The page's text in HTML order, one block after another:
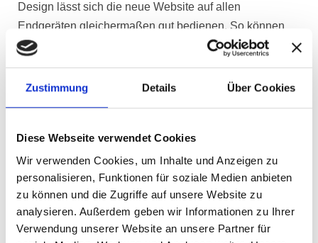
Zustimmung Details Über Cookies
Diese Webseite verwendet Cookies
Wir verwenden Cookies, um Inhalte und Anzeigen zu
personalisieren, Funktionen für soziale Medien anbieten
zu können und die Zugriffe auf unsere Website zu
analysieren. Außerdem geben wir Informationen zu Ihrer
Verwendung unserer Website an unsere Partner für
Design lässt sich die neue Website auf allen
Endgeräten gleichermaßen gut bedienen. So können
Sie sich nun noch einfacher über mich und meine
Kursprogramm informieren.Die Anmeldung zu allen
Meine neue Website spiegelt wieder, was ich tue und
regelmäßig vorbeischauen.